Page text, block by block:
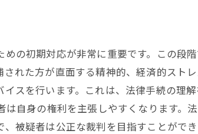
の初期対応が非常に重要です。この段
れた方が直面する精神的、経済的スト
スを行います。これは、法律手続の理
自身の権利を主張しやすくなります。
被疑者は公正な裁判を目指すことがで